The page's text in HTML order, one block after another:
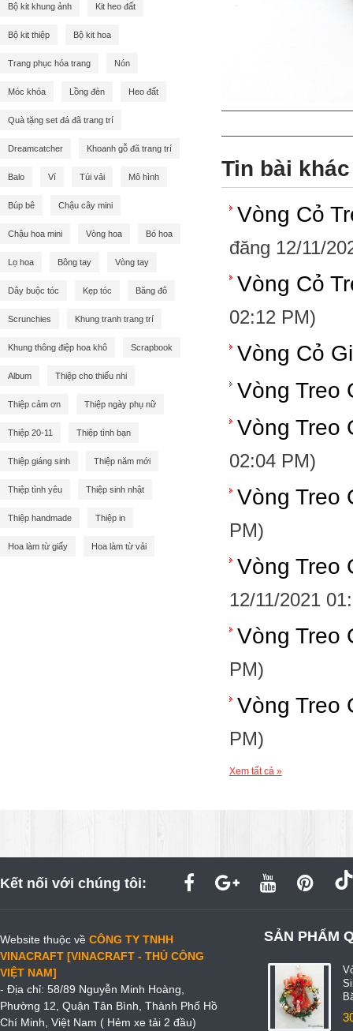
Bộ kit khung ảnh Kit heo đất
Bộ kit thiệp Bộ kit hoa
Trang phục hóa trang Nón
Móc khóa Lồng đèn Heo đất
Quà tặng set đá đã trang trí
Dreamcatcher Khoanh gỗ đã trang trí
Balo Ví Túi vải Mô hình
Búp bê Chậu cây mini
Chậu hoa mini Vòng hoa Bó hoa
Lọ hoa Bông tay Vòng tay
Dây buộc tóc Kẹp tóc Băng đô
Scrunchies Khung tranh trang trí
Khung thông điệp hoa khô Scrapbook
Album Thiệp cho thiếu nhi
Thiệp cảm ơn Thiệp ngày phụ nữ
Thiệp 20-11 Thiệp tình bạn
Thiệp giáng sinh Thiệp năm mới
Thiệp tình yêu Thiệp sinh nhật
Thiệp handmade Thiệp in
Hoa làm từ giấy Hoa làm từ vải
Tin bài khác
Vòng Cỏ
đăng 12/11/
Vòng Cỏ
02:12 PM)
Vòng Cỏ
Vòng Treo
Vòng Treo
02:04 PM)
Vòng Treo
PM)
Vòng Treo
12/11/2021
Vòng Treo
PM)
Vòng Treo
PM)
Xem tất cả »
Kết nối với chúng tôi:
Website thuộc về CÔNG TY TNHH
VINACRAFT [VINACRAFT - THỦ CÔNG
VIỆT NAM]
- Địa chỉ: 58/89 Nguyễn Minh Hoàng,
Phường 12, Quận Tân Bình, Thành Phố Hồ
Chí Minh, Việt Nam ( Hẻm xe tải 2 đầu)
SẢN PHẨM